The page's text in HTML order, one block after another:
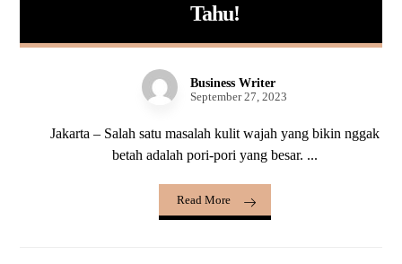
Tahu!
Business Writer
September 27, 2023
Jakarta – Salah satu masalah kulit wajah yang bikin nggak
betah adalah pori-pori yang besar. ...
Read More